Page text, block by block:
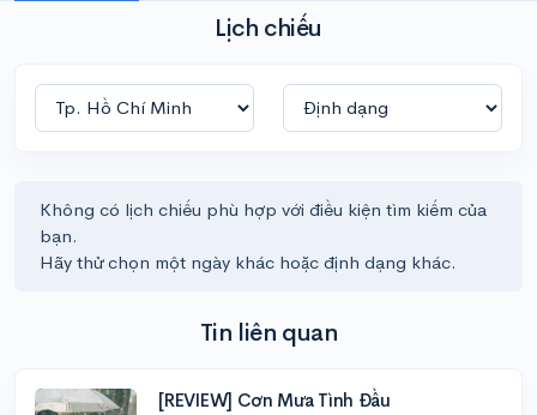
Lịch chiếu
Không có lịch chiếu phù hợp với điều kiện tìm kiếm của
bạn.
Hãy thử chọn một ngày khác hoặc định dạng khác.
Tin liên quan
[REVIEW] Cơn Mưa Tình Đầu